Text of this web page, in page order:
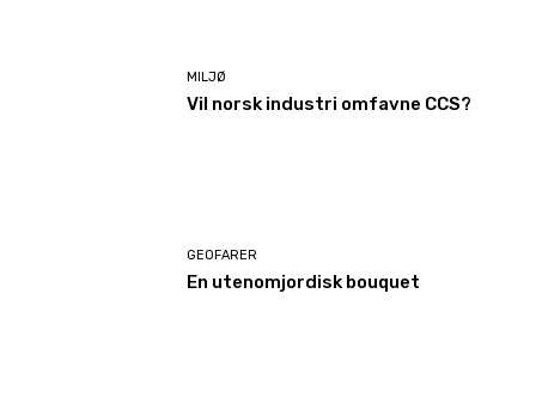
MILJØ
Vil norsk industri omfavne CCS?
GEOFARER
En utenomjordisk bouquet